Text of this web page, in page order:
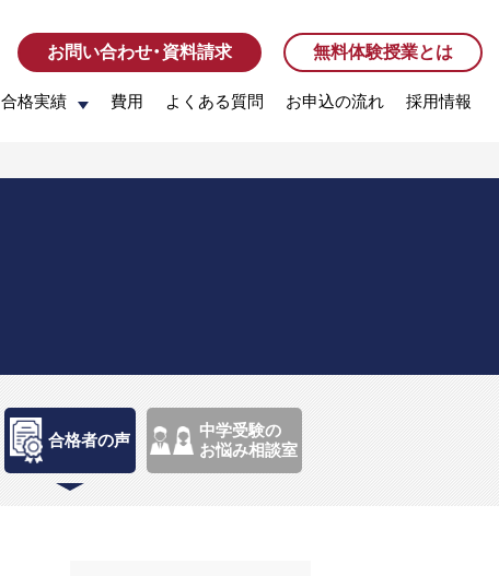
お問い合わせ・資料請求 無料体験授業とは
合格実績 費用 よくある質問 お申込の流れ 採用情報
お問い合わせ・資料請求 無料体験授業とは
合格実績 費用 よくある質問 お申込の流れ 採用情報
合格者の声
中学受験の
お悩み相談室